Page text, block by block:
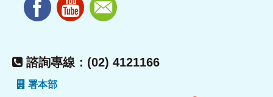
諮詢專線：(02) 4121166
署本部